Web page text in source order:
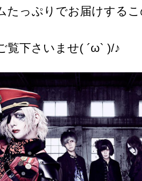
たっぷりでお届けする
覧下さいませ( ´ω` )/♪